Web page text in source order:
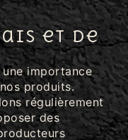
et de
importance
produits.
régulièrement
des